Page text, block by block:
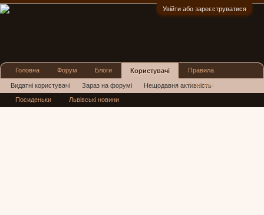
Увійти або зареєструватися
Головна Форум Блоги Користувачі
Видатні користувачі Зараз на форумі Нещодавня активність
Нові повідомлення профілю
Правила
Реклама
Посиденьки Львівські новини